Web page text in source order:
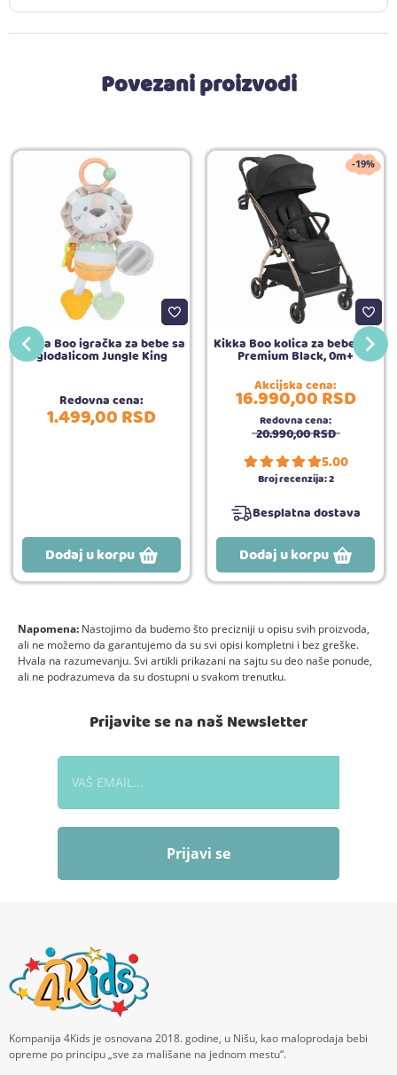
Povezani proizvodi
Kikka Boo igračka za bebe sa
glodalicom Jungle King
Redovna cena:
1.499,00RSD
Dodaj u korpu
-19%
Kikka Boo kolica za bebe Joy
Premium Black, 0m+
Akcijska cena:
16.990,00RSD
Redovna cena:
20.990,00RSD
5.00
Broj recenzija:2
Besplatna dostava
Dodaj u korpu
Napomena: Nastojimo da budemo što precizniji u opisu svih proizvoda,
ali ne možemo da garantujemo da su svi opisi kompletni i bez greške.
Hvala na razumevanju. Svi artikli prikazani na sajtu su deo naše ponude,
ali ne podrazumeva da su dostupni u svakom trenutku.
Prijavite se na naš Newsletter
Prijavi se
Kompanija 4Kids je osnovana 2018. godine, u Nišu, kao maloprodaja bebi
opreme po principu „sve za mališane na jednom mestu“.